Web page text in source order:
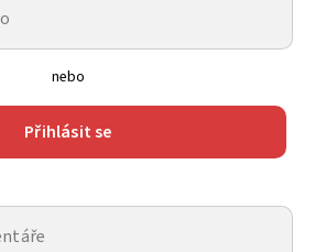
nebo
Přihlásit se